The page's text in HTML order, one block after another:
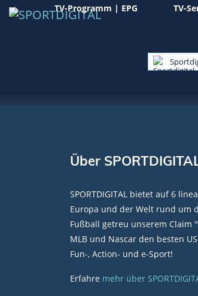
TV-Programm | EPG TV-
Über
SPORTDIGITAL bietet auf 6
Europa und der Welt rund um
Fußball getreu unserem Claim
MLB und Nascar den besten
Fun-, Action- und e-Sport!
Erfahre mehr über